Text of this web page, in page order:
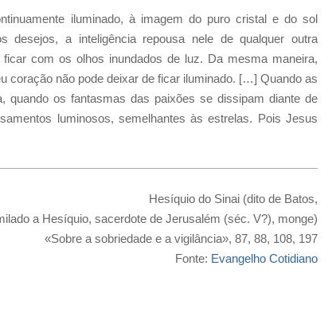
iluminado, à imagem do puro cristal e do sol
desejos, a inteligência repousa nele de qualquer outra
com os olhos inundados de luz. Da mesma maneira,
coração não pode deixar de ficar iluminado. […] Quando as
os fantasmas das paixões se dissipam diante de
luminosos, semelhantes às estrelas. Pois Jesus
Hesíquio do Sinai (dito de Batos,
a Hesíquio, sacerdote de Jerusalém (séc. V?), monge)
«Sobre a sobriedade e a vigilância», 87, 88, 108, 197
Fonte: Evangelho Cotidiano